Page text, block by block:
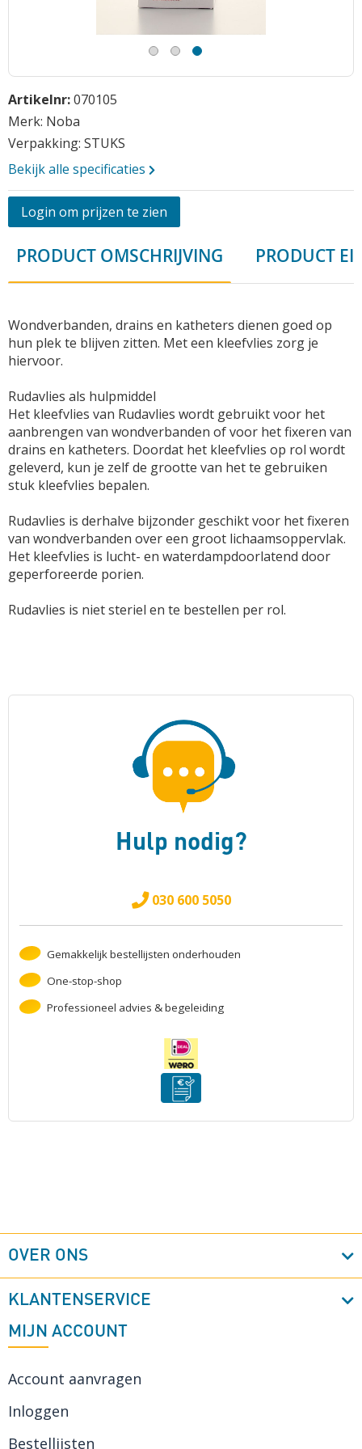
Vraag aan
Artikelnr:070105
Merk: Noba
Verpakking: STUKS
Bekijk alle specificaties
Login om prijzen te zien
naar
het
begin
de
afbeeldingen-
gallerij
PRODUCT OMSCHRIJVING PRODUCT
Wondverbanden, drains en katheters dienen goed op
hun plek te blijven zitten. Met een kleefvlies zorg je
hiervoor.
Rudavlies als hulpmiddel
Het kleefvlies van Rudavlies wordt gebruikt voor het
aanbrengen van wondverbanden of voor het fixeren van
drains en katheters. Doordat het kleefvlies op rol wordt
geleverd, kun je zelf de grootte van het te gebruiken
stuk kleefvlies bepalen.
Rudavlies is derhalve bijzonder geschikt voor het fixeren
van wondverbanden over een groot lichaamsoppervlak.
Het kleefvlies is lucht- en waterdampdoorlatend door
geperforeerde porien.
Rudavlies is niet steriel en te bestellen per rol.
Hulp nodig?
030 600 5050
Gemakkelijk bestellijsten onderhouden
One-stop-shop
Professioneel advies & begeleiding
OVER ONS
KLANTENSERVICE
MIJN ACCOUNT
Account aanvragen
Inloggen
Bestellijsten